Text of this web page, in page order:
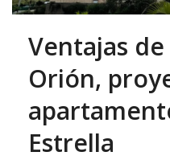
Ventajas
Orión,
Estrella